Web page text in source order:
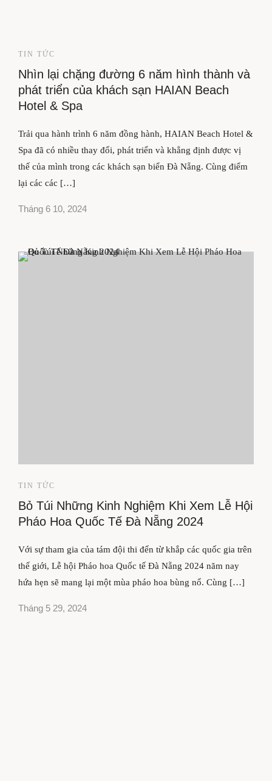
TIN TỨC
Nhìn lại chặng đường 6 năm hình thành và
phát triển của khách sạn HAIAN Beach
Hotel & Spa
Trải qua hành trình 6 năm đồng hành, HAIAN Beach Hotel &
Spa đã có nhiều thay đổi, phát triển và khẳng định được vị
thế của mình trong các khách sạn biển Đà Nẵng. Cùng điểm
lại các các […]
Tháng 6 10, 2024
TIN TỨC
Bỏ Túi Những Kinh Nghiệm Khi Xem Lễ Hội
Pháo Hoa Quốc Tế Đà Nẵng 2024
Với sự tham gia của tám đội thi đến từ khắp các quốc gia trên
thế giới, Lễ hội Pháo hoa Quốc tế Đà Nẵng 2024 năm nay
hứa hẹn sẽ mang lại một mùa pháo hoa bùng nổ. Cùng […]
Tháng 5 29, 2024